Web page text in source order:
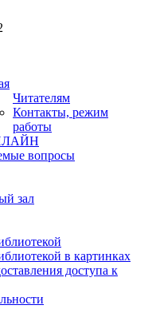
Читателям
Контакты, режим
работы
вопросы
зал
в картинках
доступа к